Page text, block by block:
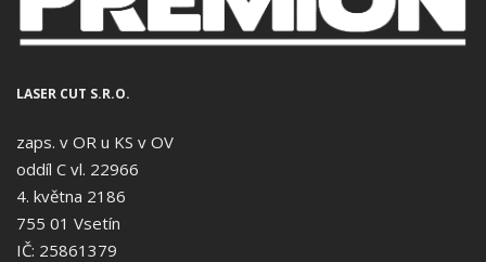
LASER CUT S.R.O.
zaps. v OR u KS v OV
oddíl C vl. 22966
4. května 2186
755 01 Vsetín
IČ: 25861379